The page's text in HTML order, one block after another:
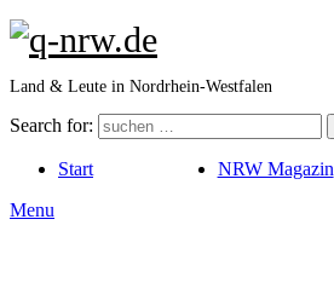
Land & Leute in Nordrhein-Westfalen
Search for:
Start NRW Magazin
Menu